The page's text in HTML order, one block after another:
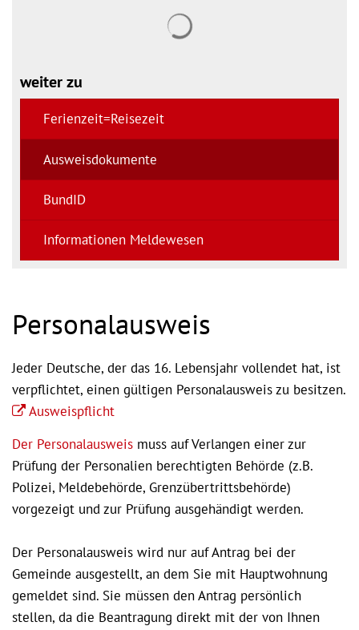
weiter zu
Ferienzeit=Reisezeit
Ausweisdokumente
BundID
Informationen Meldewesen
Personalausweis
Jeder Deutsche, der das 16. Lebensjahr vollendet hat, ist
verpflichtet, einen gültigen Personalausweis zu besitzen.
Ausweispflicht
Der Personalausweis muss auf Verlangen einer zur
Prüfung der Personalien berechtigten Behörde (z.B.
Polizei, Meldebehörde, Grenzübertrittsbehörde)
vorgezeigt und zur Prüfung ausgehändigt werden.
Der Personalausweis wird nur auf Antrag bei der
Gemeinde ausgestellt, an dem Sie mit Hauptwohnung
gemeldet sind. Sie müssen den Antrag persönlich
stellen, da die Beantragung direkt mit der von Ihnen